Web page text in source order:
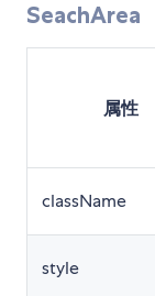
SeachArea
属性
className
style